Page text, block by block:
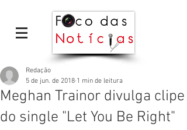
Meghan Trainor divulga clipe
do single "Let You Be Right"
Redação
5 de jun. de 2018 1 min de leitura